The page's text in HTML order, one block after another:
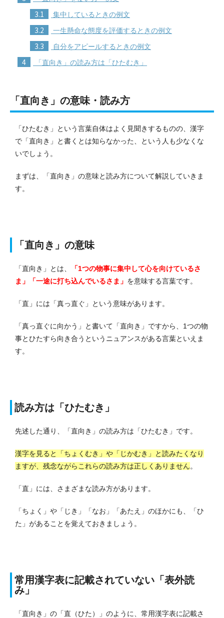
3.1 集中しているときの例文
3.2 一生懸命な態度を評価するときの例文
3.3 自分をアピールするときの例文
4 「直向き」の読み方は「ひたむき」
「直向き」の意味・読み方
「ひたむき」という言葉自体はよく見聞きするものの、漢字
で「直向き」と書くとは知らなかった、という人も少なくな
いでしょう。
まずは、「直向き」の意味と読み方について解説していきま
す。
「直向き」の意味
「直向き」とは、
「1つの物事に集中して心を向けているさ
ま」「一途に打ち込んでいるさま」 を意味する言葉です。
「直」には「真っ直ぐ」という意味があります。
「真っ直ぐに向かう」と書いて「直向き」ですから、1つの物
事とひたすら向き合うというニュアンスがある言葉といえま
す。
読み方は「ひたむき」
先述した通り、「直向き」の読み方は「ひたむき」です。
漢字を見ると「ちょくむき」や「じかむき」と読みたくなり
ますが、残念ながらこれらの読み方は正しくありません。
「直」には、さまざまな読み方があります。
「ちょく」や「じき」「なお」「あたえ」のほかにも、「ひ
た」があることを覚えておきましょう。
常用漢字表に記載されていない「表外読
み」
「直向き」の「直（ひた）」のように、常用漢字表に記載さ